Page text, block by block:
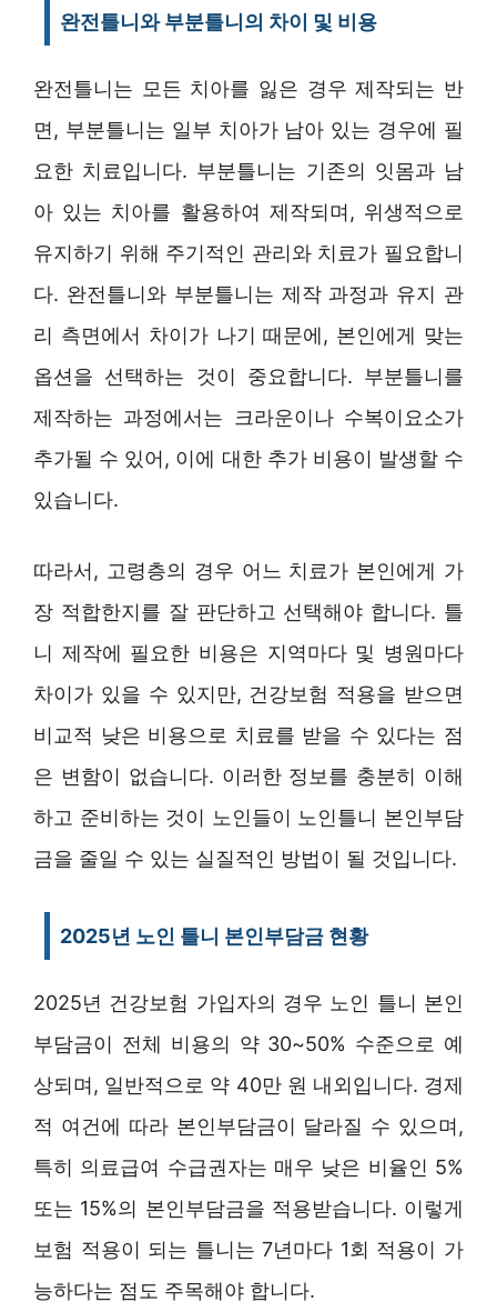
완전틀니와 부분틀니의 차이 및 비용
완전틀니는 모든 치아를 잃은 경우 제작되는 반
면, 부분틀니는 일부 치아가 남아 있는 경우에 필
요한 치료입니다. 부분틀니는 기존의 잇몸과 남
아 있는 치아를 활용하여 제작되며, 위생적으로
유지하기 위해 주기적인 관리와 치료가 필요합니
다. 완전틀니와 부분틀니는 제작 과정과 유지 관
리 측면에서 차이가 나기 때문에, 본인에게 맞는
옵션을 선택하는 것이 중요합니다. 부분틀니를
제작하는 과정에서는 크라운이나 수복이요소가
추가될 수 있어, 이에 대한 추가 비용이 발생할 수
있습니다.
따라서, 고령층의 경우 어느 치료가 본인에게 가
장 적합한지를 잘 판단하고 선택해야 합니다. 틀
니 제작에 필요한 비용은 지역마다 및 병원마다
차이가 있을 수 있지만, 건강보험 적용을 받으면
비교적 낮은 비용으로 치료를 받을 수 있다는 점
은 변함이 없습니다. 이러한 정보를 충분히 이해
하고 준비하는 것이 노인들이 노인틀니 본인부담
금을 줄일 수 있는 실질적인 방법이 될 것입니다.
2025년 노인 틀니 본인부담금 현황
2025년 건강보험 가입자의 경우 노인 틀니 본인
부담금이 전체 비용의 약 30~50% 수준으로 예
상되며, 일반적으로 약 40만 원 내외입니다. 경제
적 여건에 따라 본인부담금이 달라질 수 있으며,
특히 의료급여 수급권자는 매우 낮은 비율인 5%
또는 15%의 본인부담금을 적용받습니다. 이렇게
보험 적용이 되는 틀니는 7년마다 1회 적용이 가
능하다는 점도 주목해야 합니다.